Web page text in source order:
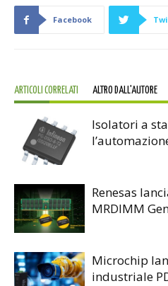
Facebook
ARTICOLI CORRELATI ALTRO DALL'AUTORE
Isolatori a
Renesas
MRDIMM
Microchip
industriale